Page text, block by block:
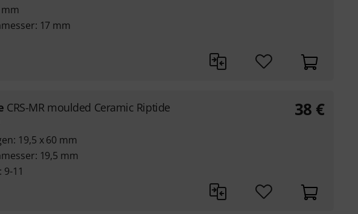
mm
17 mm
CRS-MR moulded Ceramic Riptide
19,5 x 60 mm
19,5 mm
9-11
38 €